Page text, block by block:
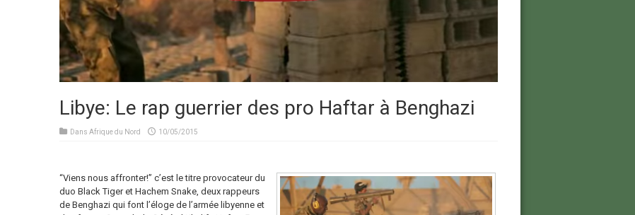
Libye: Le rap guerrier des pro Haftar à Benghazi
Dans Afrique du Nord 10/05/2015
“Viens nous affronter!” c’est le titre provocateur du
duo Black Tiger et Hachem Snake, deux rappeurs
de Benghazi qui font l’éloge de l’armée libyenne et